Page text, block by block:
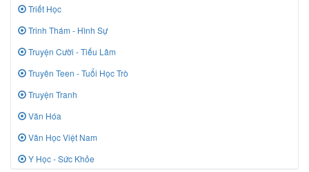
Triết Học
Trinh Thám - Hình Sự
Truyện Cười - Tiếu Lâm
Truyên Teen - Tuổi Học Trò
Truyện Tranh
Văn Hóa
Văn Học Việt Nam
Y Học - Sức Khỏe